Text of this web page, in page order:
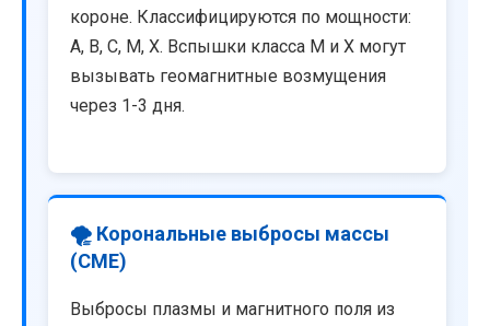
короне. Классифицируются по мощности:
A, B, C, M, X. Вспышки класса M и X могут
вызывать геомагнитные возмущения
через 1-3 дня.
🌪️ Корональные выбросы массы
(CME)
Выбросы плазмы и магнитного поля из